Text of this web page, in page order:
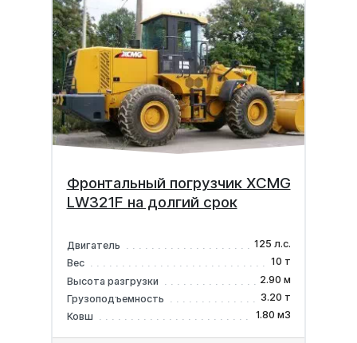
Фронтальный погрузчик XCMG
LW321F на долгий срок
Двигатель
125 л.с.
Вес
10 т
Высота разгрузки
2.90 м
Грузоподъемность
3.20 т
Ковш
1.80 м3